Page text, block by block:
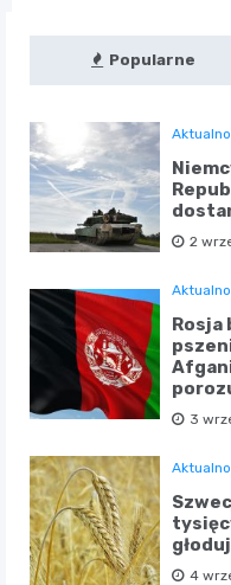
Popularne
2
Rosja
3
4